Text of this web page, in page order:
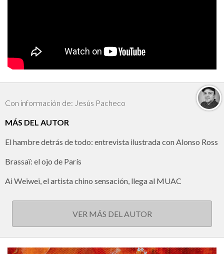
Con información de: Jesús Pacheco
MÁS DEL AUTOR
El hambre detrás de todo: entrevista ilustrada con Alonso Ross
Brassaï: el ojo de París
Ai Weiwei, el artista chino sensación, llega al MUAC
VER MÁS DEL AUTOR